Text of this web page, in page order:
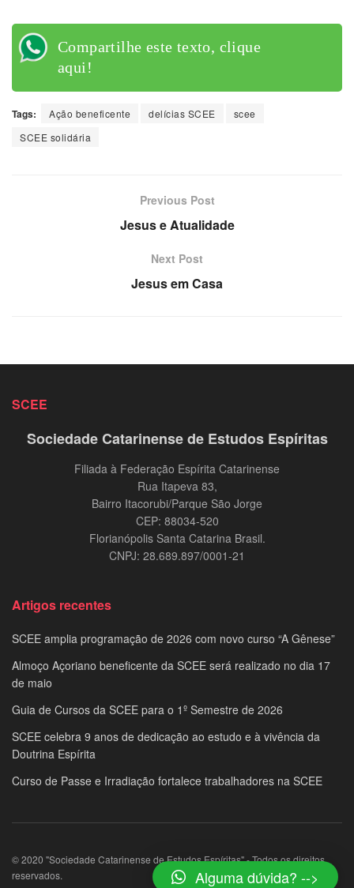
Compartilhe este texto, clique
aqui!
Tags: Ação beneficente delícias SCEE
scee
SCEE solidária
Previous Post
Jesus e Atualidade
Next Post
Jesus em Casa
SCEE
Sociedade Catarinense de Estudos Espíritas
Filiada à Federação Espírita Catarinense
Rua Itapeva 83,
Bairro Itacorubi/Parque São Jorge
CEP: 88034-520
Florianópolis Santa Catarina Brasil.
CNPJ: 28.689.897/0001-21
Artigos recentes
SCEE amplia programação de 2026 com novo curso “A Gênese”
Almoço Açoriano beneficente da SCEE será realizado no dia 17
de maio
Guia de Cursos da SCEE para o 1º Semestre de 2026
SCEE celebra 9 anos de dedicação ao estudo e à vivência da
Doutrina Espírita
Curso de Passe e Irradiação fortalece trabalhadores na SCEE
© 2020 "Sociedade Catarinense de Estudos Espíritas" - Todos os direitos
reservados.
Alguma dúvida? -->